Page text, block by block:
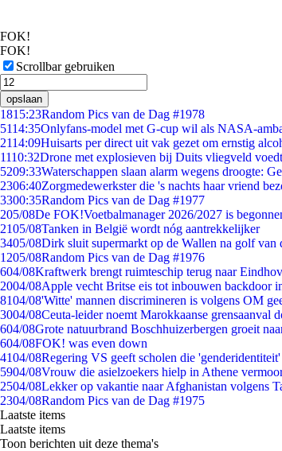
FOK!
FOK!
Scrollbar gebruiken
opslaan
1815:23Random Pics van de Dag #1978
5114:35Onlyfans-model met G-cup wil als NASA-
2114:09Huisarts per direct uit vak gezet om ernstig
1110:32Drone met explosieven bij Duits vliegveld
5209:33Waterschappen slaan alarm wegens droogte:
2306:40Zorgmedewerkster die 's nachts haar vriend
3300:35Random Pics van de Dag #1977
205/08De FOK!Voetbalmanager 2026/2027 is
2105/08Tanken in België wordt nóg aantrekkelijker
3405/08Dirk sluit supermarkt op de Wallen na golf van
1205/08Random Pics van de Dag #1976
604/08Kraftwerk brengt ruimteschip terug naar
2004/08Apple vecht Britse eis tot inbouwen backdoor
8104/08'Witte' mannen discrimineren is volgens OM
3004/08Ceuta-leider noemt Marokkaanse grensaanval
604/08Grote natuurbrand Boschhuizerbergen groeit
604/08FOK! was even down
4104/08Regering VS geeft scholen die
5904/08Vrouw die asielzoekers hielp in Athene
2504/08Lekker op vakantie naar Afghanistan volgens
2304/08Random Pics van de Dag #1975
Laatste items
Laatste items
Toon berichten uit deze thema's